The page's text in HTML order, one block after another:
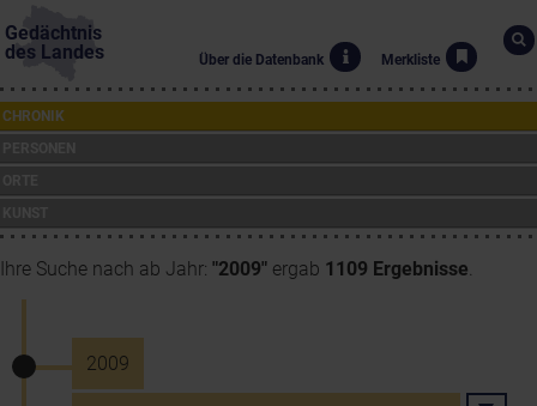
Gedächtnis
des Landes
Über die Datenbank Merkliste
CHRONIK
Ihre Suche nach ab Jahr: "2009" ergab 1109 Ergebnisse.
2009